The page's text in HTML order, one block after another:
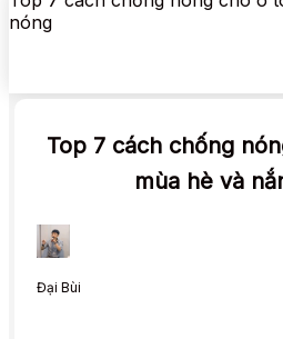
nóng
Top 7 cách chống
mùa hè và
Đại Bùi